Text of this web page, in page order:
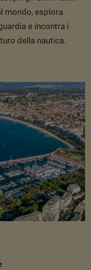
mondo, esplora
e incontra i
della nautica.